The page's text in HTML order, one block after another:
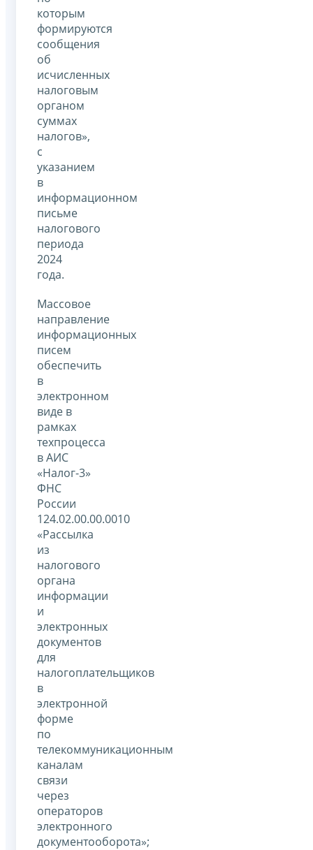
которым
формируются
сообщения
об
исчисленных
налоговым
органом
суммах
налогов»,
с
указанием
в
информационном
письме
налогового
периода
2024
года.
Массовое
направление
информационных
писем
обеспечить
в
электронном
виде в
рамках
техпроцесса
в АИС
«Налог-3»
ФНС
России
124.02.00.00.0010
«Рассылка
из
налогового
органа
информации
и
электронных
документов
для
налогоплательщиков
в
электронной
форме
по
телекоммуникационным
каналам
связи
через
операторов
электронного
документооборота»;